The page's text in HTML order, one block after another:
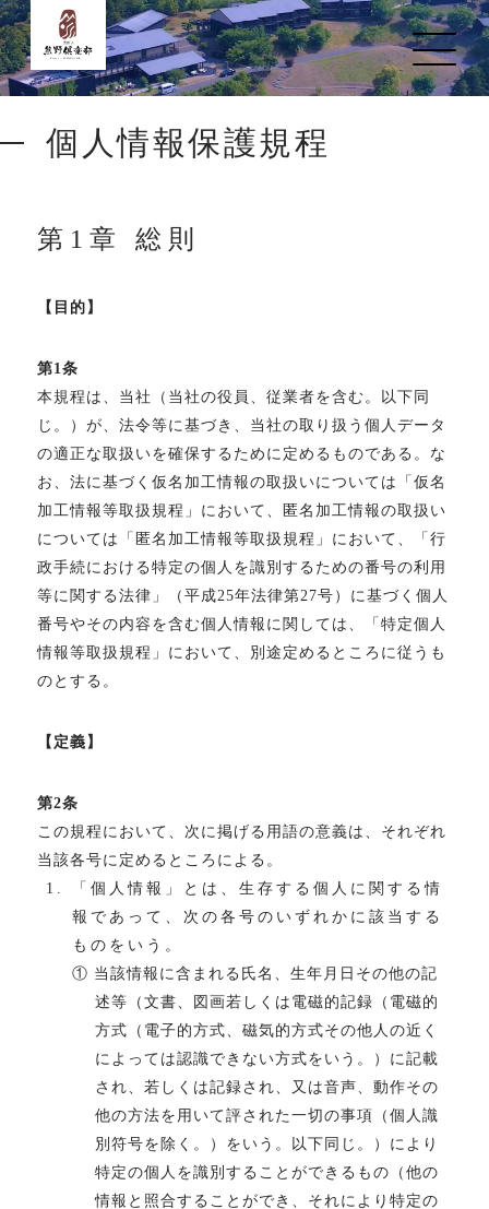
個人情報保護規程
第1章 総則
【目的】
第1条
本規程は、当社（当社の役員、従業者を含む。以下同
じ。）が、法令等に基づき、当社の取り扱う個人データ
の適正な取扱いを確保するために定めるものである。な
お、法に基づく仮名加工情報の取扱いについては「仮名
加工情報等取扱規程」において、匿名加工情報の取扱い
については「匿名加工情報等取扱規程」において、「行
政手続における特定の個人を識別するための番号の利用
等に関する法律」（平成25年法律第27号）に基づく個人
番号やその内容を含む個人情報に関しては、「特定個人
情報等取扱規程」において、別途定めるところに従うも
のとする。
【定義】
第2条
この規程において、次に掲げる用語の意義は、それぞれ
当該各号に定めるところによる。
「個人情報」とは、生存する個人に関する情
報であって、次の各号のいずれかに該当する
ものをいう。
① 当該情報に含まれる氏名、生年月日その他の記
述等（文書、図画若しくは電磁的記録（電磁的
方式（電子的方式、磁気的方式その他人の近く
によっては認識できない方式をいう。）に記載
され、若しくは記録され、又は音声、動作その
他の方法を用いて評された一切の事項（個人識
別符号を除く。）をいう。以下同じ。）により
特定の個人を識別することができるもの（他の
情報と照合することができ、それにより特定の